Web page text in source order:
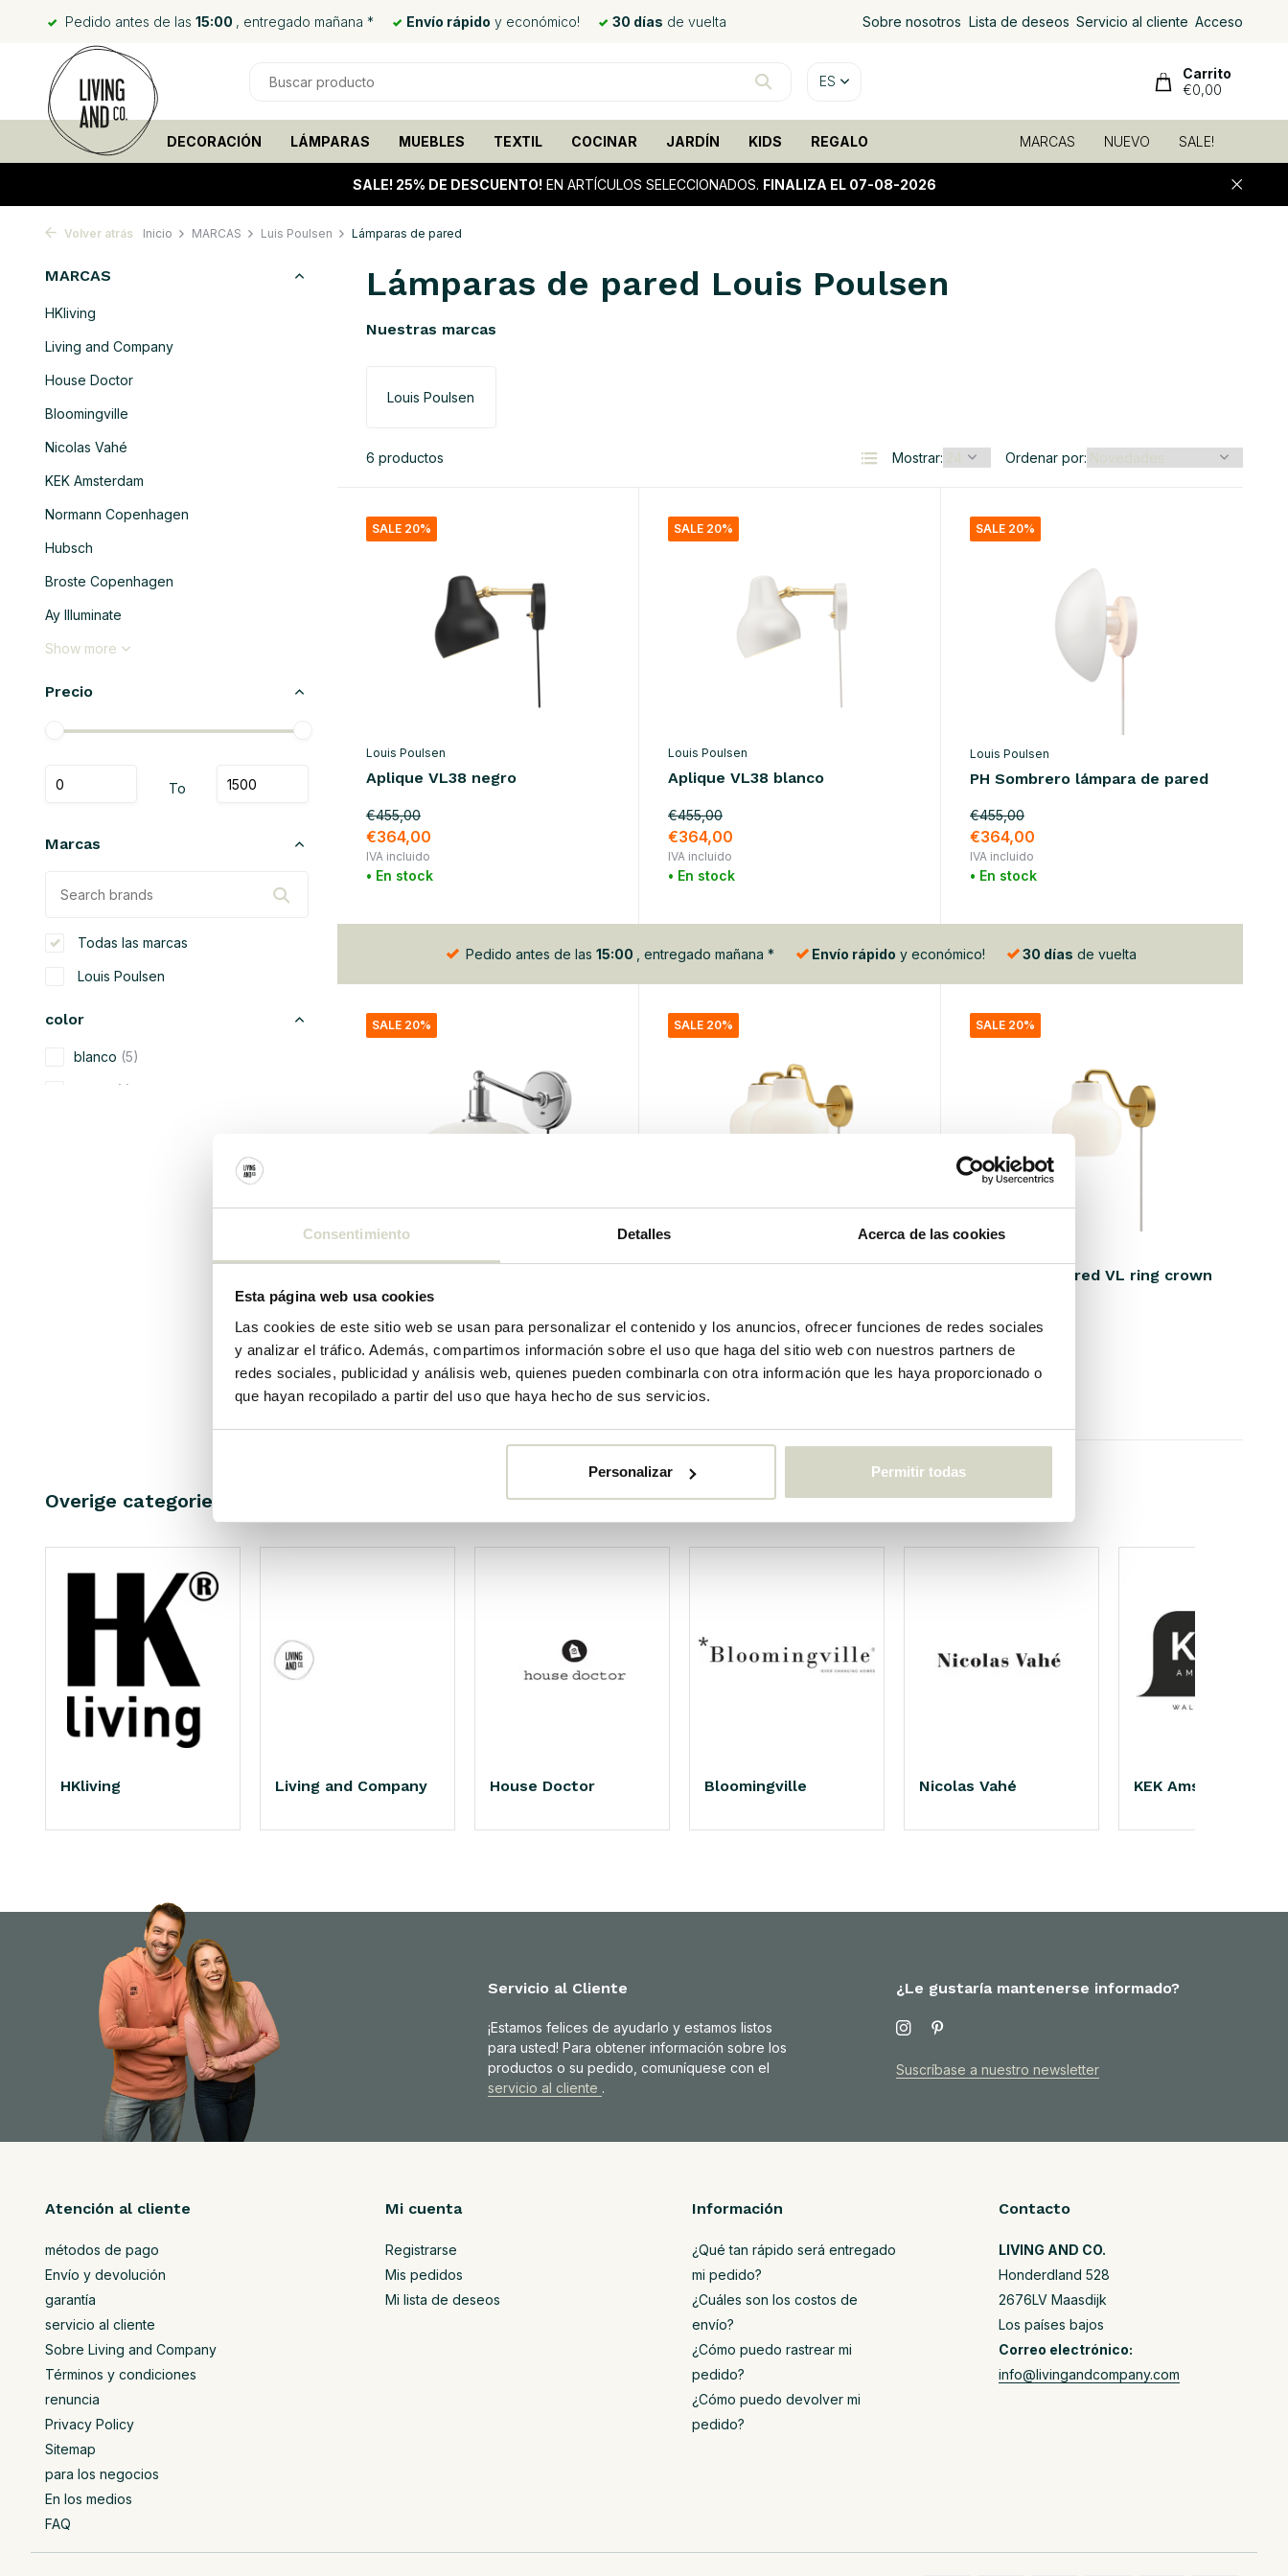
Consentimiento Detalles Acerca de las cookies
Esta página web usa cookies
Las cookies de este sitio web se usan para personalizar el contenido y los anuncios, ofrecer funciones de redes sociales
y analizar el tráfico. Además, compartimos información sobre el uso que haga del sitio web con nuestros partners de
redes sociales, publicidad y análisis web, quienes pueden combinarla con otra información que les haya proporcionado o
que hayan recopilado a partir del uso que haya hecho de sus servicios.
Personalizar Permitir todas
Pedido antes de las 15:00 , entregado mañana * Envío rápido y económico! 30 días de vuelta Sobre nosotros Lista de deseos Servicio al cliente Acceso
ES
Carrito
€0,00
DECORACIÓN LÁMPARAS MUEBLES TEXTIL COCINAR JARDÍN KIDS REGALO MARCAS NUEVO SALE!
SALE! 25% DE DESCUENTO! EN ARTÍCULOS SELECCIONADOS. FINALIZA EL 07-08-2026
Volver atrás Inicio MARCAS Luis Poulsen Lámparas de pared
MARCAS
HKliving
Living and Company
House Doctor
Bloomingville
Nicolas Vahé
KEK Amsterdam
Normann Copenhagen
Hubsch
Broste Copenhagen
Ay Illuminate
Show more
Precio
To
Marcas
Todas las marcas
Louis Poulsen
color
blanco (5)
(1)
Lámparas de pared Louis Poulsen
Nuestras marcas
Louis Poulsen
6 productos Mostrar: Ordenar por:
SALE 20%
Louis Poulsen
Aplique VL38 negro
€455,00
€364,00
IVA incluido
• En stock
SALE 20%
Louis Poulsen
Aplique VL38 blanco
€455,00
€364,00
IVA incluido
• En stock
SALE 20%
Louis Poulsen
PH Sombrero lámpara de pared
€455,00
€364,00
IVA incluido
• En stock
Pedido antes de las 15:00 , entregado mañana * Envío rápido y económico! 30 días de vuelta
SALE 20%
€935,00
€748,00
IVA incluido
• En stock
SALE 20%
€1.060,00
€848,00
IVA incluido
• En stock
SALE 20%
Aplique de pared VL ring crown
€700,00
€560,00
IVA incluido
Overige categorieën in MARCAS
HKliving Living and Company House Doctor Bloomingville Nicolas Vahé KEK Amsterdam
Servicio al Cliente
¡Estamos felices de ayudarlo y estamos listos
para usted! Para obtener información sobre los
productos o su pedido, comuníquese con el
servicio al cliente .
¿Le gustaría mantenerse informado?
Suscríbase a nuestro newsletter
Atención al cliente
métodos de pago
Envío y devolución
garantía
servicio al cliente
Sobre Living and Company
Términos y condiciones
renuncia
Privacy Policy
Sitemap
para los negocios
En los medios
FAQ
Mi cuenta
Registrarse
Mis pedidos
Mi lista de deseos
Información
¿Qué tan rápido será entregado
mi pedido?
¿Cuáles son los costos de
envío?
¿Cómo puedo rastrear mi
pedido?
¿Cómo puedo devolver mi
pedido?
Contacto
LIVING AND CO.
Honderdland 528
2676LV Maasdijk
Los países bajos
Correo electrónico:
info@livingandcompany.com